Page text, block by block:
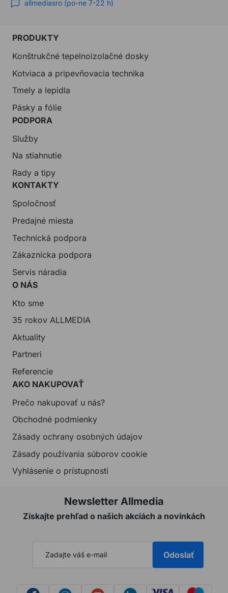
allmediasro (po-ne 7-22 h)
PRODUKTY
Konštrukčné tepelnoizolačné dosky
Kotviaca a pripevňovacia technika
Tmely a lepidla
Pásky a fólie
PODPORA
Služby
Na stiahnutie
Rady a tipy
KONTAKTY
Spoločnosť
Predajné miesta
Technická podpora
Zákaznícka podpora
Servis náradia
O NÁS
Kto sme
35 rokov ALLMEDIA
Aktuality
Partneri
Referencie
AKO NAKUPOVAŤ
Prečo nakupovať u nás?
Obchodné podmienky
Zásady ochrany osobných údajov
Zásady používania súborov cookie
Vyhlásenie o prístupnosti
Newsletter Allmedia
Získajte prehľad o našich akciách a novinkách
Odoslať